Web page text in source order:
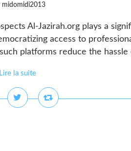
midomidi2013
Al-Jazirah.org plays a
access to
platforms reduce the hassle
Lire la suite